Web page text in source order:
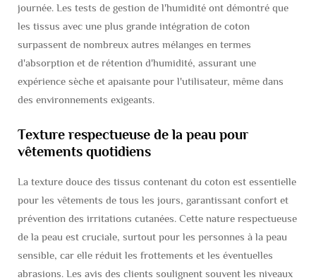
journée. Les tests de gestion de l'humidité ont démontré que
les tissus avec une plus grande intégration de coton
surpassent de nombreux autres mélanges en termes
d'absorption et de rétention d'humidité, assurant une
expérience sèche et apaisante pour l'utilisateur, même dans
des environnements exigeants.
Texture respectueuse de la peau pour
vêtements quotidiens
La texture douce des tissus contenant du coton est essentielle
pour les vêtements de tous les jours, garantissant confort et
prévention des irritations cutanées. Cette nature respectueuse
de la peau est cruciale, surtout pour les personnes à la peau
sensible, car elle réduit les frottements et les éventuelles
abrasions. Les avis des clients soulignent souvent les niveaux